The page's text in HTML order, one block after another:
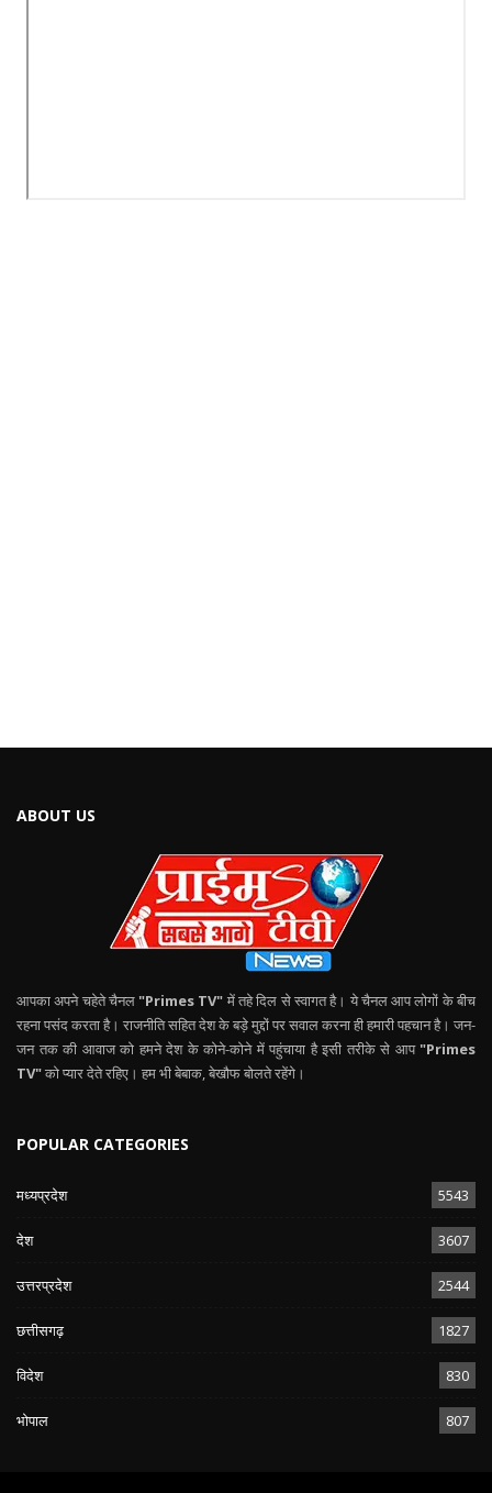
ABOUT US
आपका अपने चहेते चैनल "Primes TV" में तहे दिल से स्वागत है। ये चैनल आप लोगों के बीच
रहना पसंद करता है। राजनीति सहित देश के बड़े मुद्दों पर सवाल करना ही हमारी पहचान है। जन-
जन तक की आवाज को हमने देश के कोने-कोने में पहुंचाया है इसी तरीके से आप "Primes
TV"को प्यार देते रहिए। हम भी बेबाक, बेखौफ बोलते रहेंगे।
POPULAR CATEGORIES
मध्यप्रदेश 5543
देश 3607
उत्तरप्रदेश 2544
छत्तीसगढ़ 1827
विदेश 830
भोपाल 807